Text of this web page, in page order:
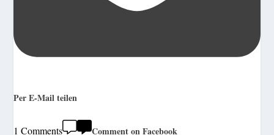
Per E-Mail teilen
1 Comments Comment on Facebook